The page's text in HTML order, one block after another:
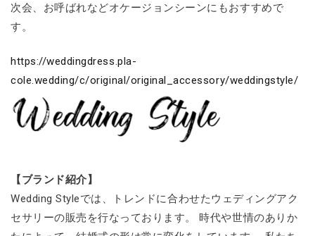
次会、お呼ばれなどオケージョンシーンにもおすすめで
す。
https://weddingdress.pla-
cole.wedding/c/original/original_accessory/weddingstyle/
【ブランド紹介】
Wedding Styleでは、トレンドに合わせたウェディングアク
セサリーの販売を行なっております。 時代や世情のありか